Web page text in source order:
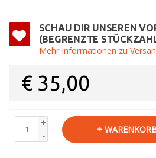
SCHAU DIR UNSEREN
(BEGRENZTE
Mehr Informationen zu
€ 35,00
+
-
+